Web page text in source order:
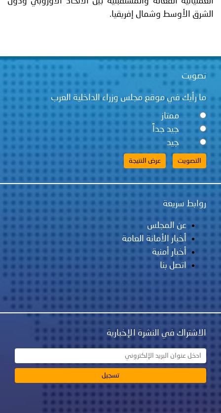
الشرق الأوسط وشمال إفريقيا.
تصويت
ما رأيك في موقع مجلس وزراء الداخلية العرب
ممتاز
جيد جداً
جيد
روابط سريعة
عن المجلس
أخبار الأمانة العامة
أخبار أمنية
اتصل بنا
الاشتراك في النشرة الإخبارية